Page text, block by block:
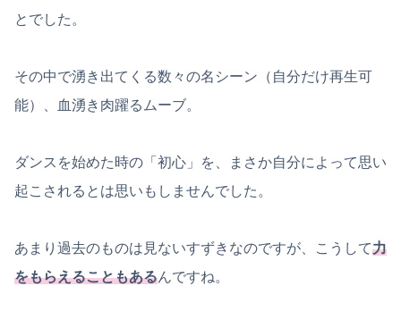
とでした。
その中で湧き出てくる数々の名シーン（自分だけ再生可
能）、血湧き肉躍るムーブ。
ダンスを始めた時の「初心」を、まさか自分によって思い
起こされるとは思いもしませんでした。
あまり過去のものは見ないすずきなのですが、こうして力
をもらえることもあるんですね。